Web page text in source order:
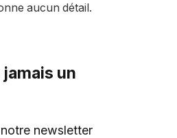
aucun détail.
un
newsletter